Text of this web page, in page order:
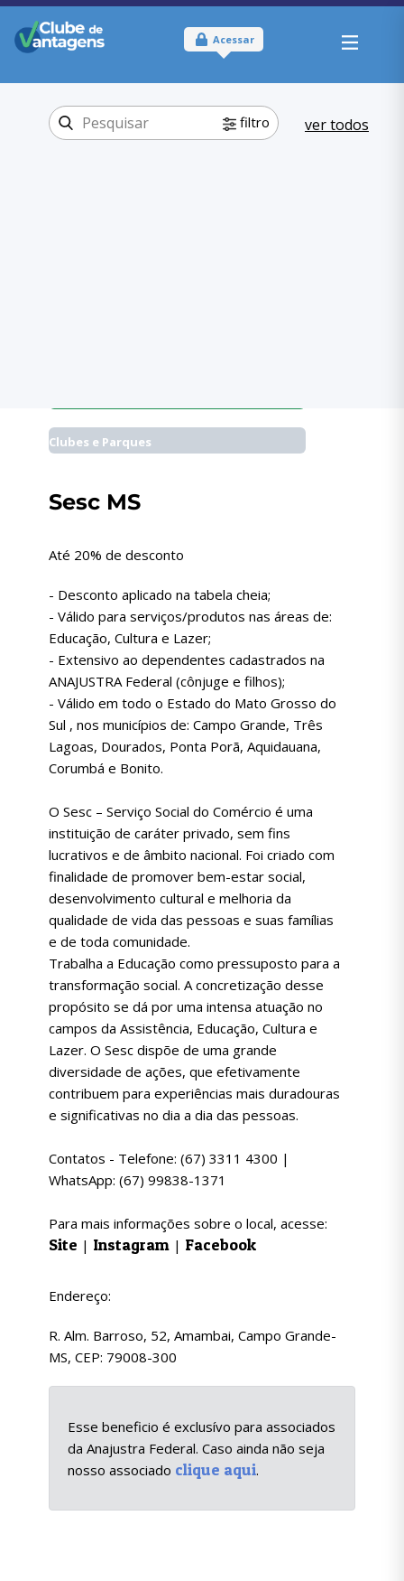
Acessar
filtro ver todos
Clubes e Parques
Sesc MS
Até 20% de desconto
- Desconto aplicado na tabela cheia;
- Válido para serviços/produtos nas áreas de:
Educação, Cultura e Lazer;
- Extensivo ao dependentes cadastrados na
ANAJUSTRA Federal (cônjuge e filhos);
- Válido em todo o Estado do Mato Grosso do
Sul , nos municípios de: Campo Grande, Três
Lagoas, Dourados, Ponta Porã, Aquidauana,
Corumbá e Bonito.
O Sesc – Serviço Social do Comércio é uma
instituição de caráter privado, sem fins
lucrativos e de âmbito nacional. Foi criado com
finalidade de promover bem-estar social,
desenvolvimento cultural e melhoria da
qualidade de vida das pessoas e suas famílias
e de toda comunidade.
Trabalha a Educação como pressuposto para a
transformação social. A concretização desse
propósito se dá por uma intensa atuação no
campos da Assistência, Educação, Cultura e
Lazer. O Sesc dispõe de uma grande
diversidade de ações, que efetivamente
contribuem para experiências mais duradouras
e significativas no dia a dia das pessoas.
Contatos - Telefone: (67) 3311 4300 |
WhatsApp: (67) 99838-1371
Para mais informações sobre o local, acesse:
Site | Instagram | Facebook
Endereço:
R. Alm. Barroso, 52, Amambai, Campo Grande-
MS, CEP: 79008-300
Esse beneficio é exclusívo para associados
da Anajustra Federal. Caso ainda não seja
nosso associado clique aqui.